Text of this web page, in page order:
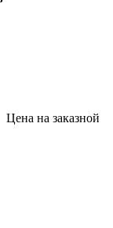
Цена на заказной